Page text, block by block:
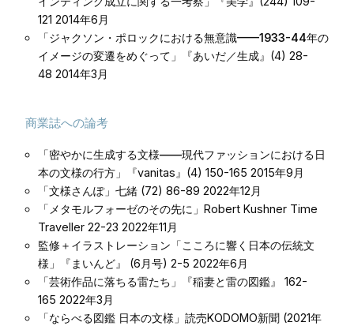
121 2014年6月
「ジャクソン・ポロックにおける無意識——1933-44年の
イメージの変遷をめぐって」
『あいだ／生成』(4) 28-
48 2014年3月
商業誌への論考
「密やかに生成する文様——現代ファッションにおける日
本の文様の行方」
『vanitas』(4) 150-165 2015年9月
「文様さんぽ」 七緒 (72) 86-89 2022年12月
「メタモルフォーゼのその先に」 Robert Kushner Time
Traveller 22-23 2022年11月
監修＋イラストレーション 「こころに響く日本の伝統文
様」
『まいんど』 (6月号) 2-5 2022年6月
「芸術作品に落ちる雷たち」
『稲妻と雷の図鑑』 162-
165 2022年3月
「ならべる図鑑 日本の文様」 読売KODOMO新聞 (2021年